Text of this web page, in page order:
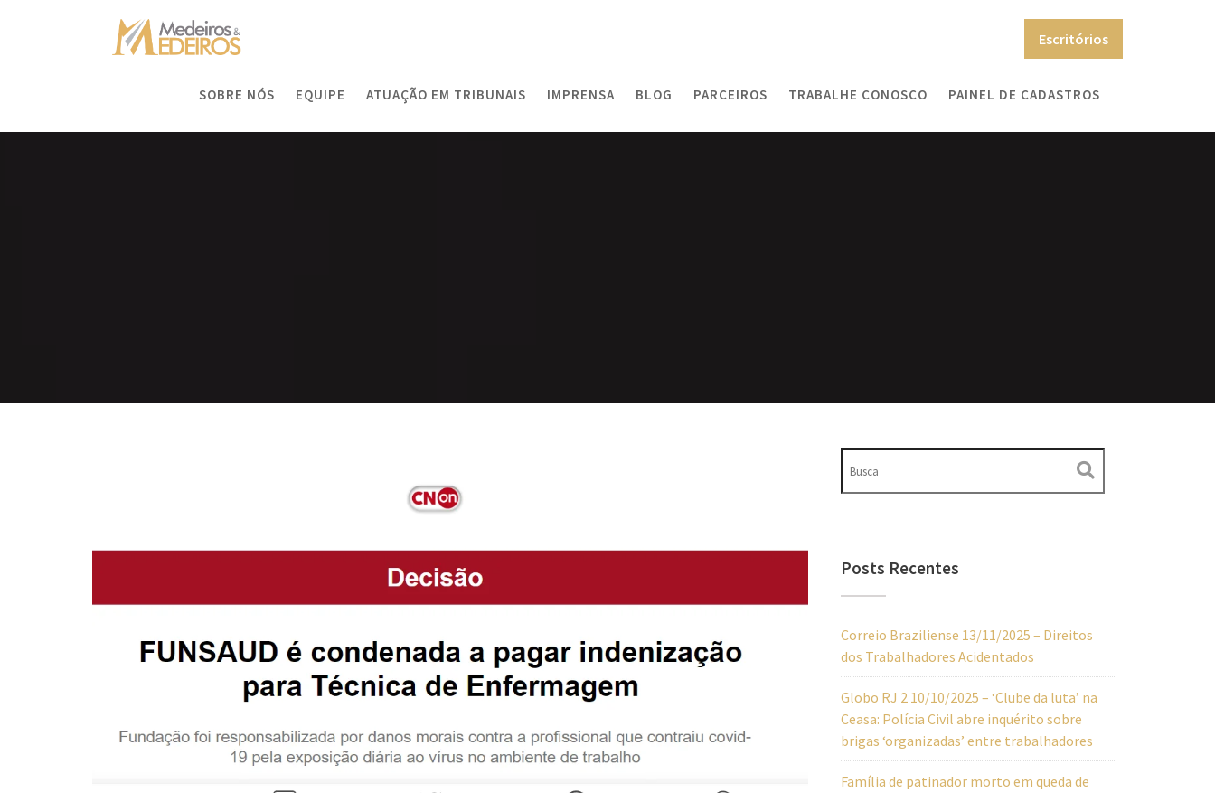
Escritórios
SOBRE NÓS EQUIPE ATUAÇÃO EM TRIBUNAIS IMPRENSA BLOG PARCEIROS TRABALHE CONOSCO PAINEL DE CADASTROS
Posts Recentes
Correio Braziliense 13/11/2025 – Direitos
dos Trabalhadores Acidentados
Globo RJ 2 10/10/2025 – ‘Clube da luta’ na
Ceasa: Polícia Civil abre inquérito sobre
brigas ‘organizadas’ entre trabalhadores
Família de patinador morto em queda de